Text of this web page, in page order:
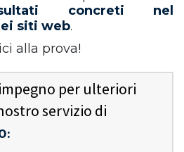
concreti nel
siti web.
alla prova!
per ulteriori
servizio di